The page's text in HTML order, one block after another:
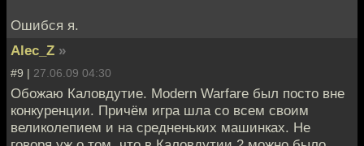
Ошибся я.
Alec_Z »
#9 | 27.06.09 04:30
Обожаю Каловдутие. Modern Warfare был посто вне
конкуренции. Причём игра шла со всем своим
великолепием и на средненьких машинках. Не